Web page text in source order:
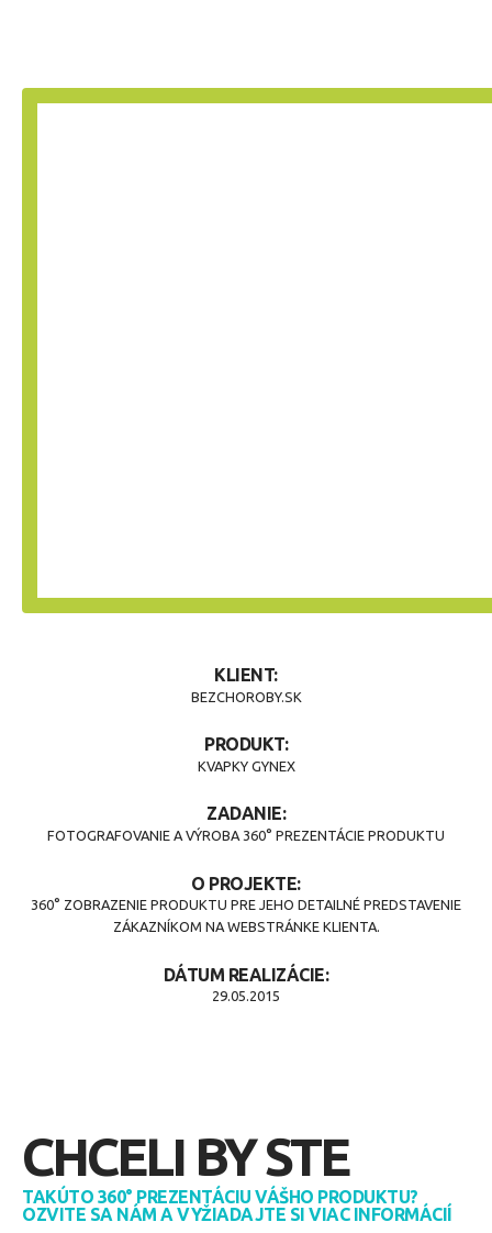
KLIENT:
BEZCHOROBY.SK
PRODUKT:
KVAPKY GYNEX
ZADANIE:
FOTOGRAFOVANIE A VÝROBA 360° PREZENTÁCIE PRODUKTU
O PROJEKTE:
360° ZOBRAZENIE PRODUKTU PRE JEHO DETAILNÉ PREDSTAVENIE
ZÁKAZNÍKOM NA WEBSTRÁNKE KLIENTA.
DÁTUM REALIZÁCIE:
29.05.2015
CHCELI BY STE
TAKÚTO 360° PREZENTÁCIU VÁŠHO PRODUKTU?
OZVITE SA NÁM A VYŽIADAJTE SI VIAC INFORMÁCIÍ